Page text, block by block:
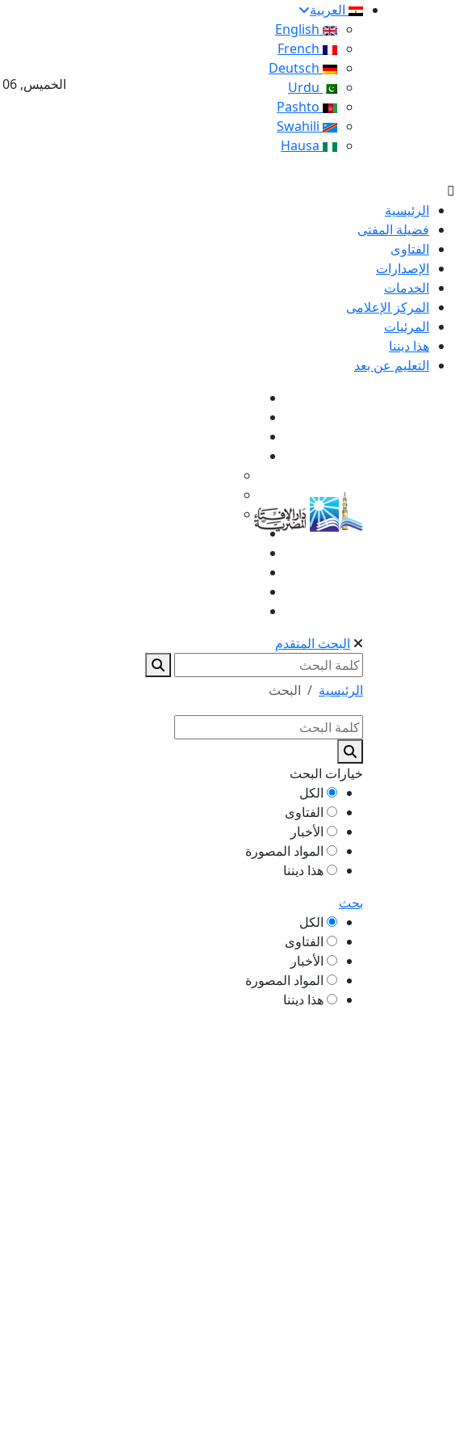
العربية
الخميس, 06 أغسطس 2026 – 23 صفر 1448 هـ
الرئيسية
فضيلة المفتى
الفتاوى
الإصدارات
الخدمات
المركز الإعلامى
المرئيات
هذا ديننا
التعليم عن بعد
البحث المتقدم
الرئيسية البحث
خيارات البحث
الكل
الفتاوى
الأخبار
المواد المصورة
هذا ديننا
بحث
الكل
الفتاوى
الأخبار
المواد المصورة
هذا ديننا